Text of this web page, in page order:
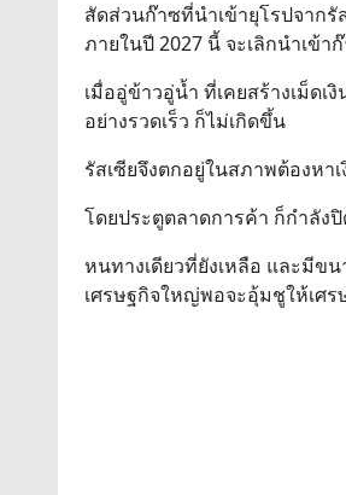
สัดส่วนก๊าซที่นำเข้ายุโรปจากรั
ภายในปี 2027 นี้ จะเลิกนำเข้า
เมื่ออู่ข้าวอู่น้ำ ที่เคยสร้างเม็ด
อย่างรวดเร็ว ก็ไม่เกิดขึ้น
รัสเซียจึงตกอยู่ในสภาพต้องหา
โดยประตูตลาดการค้า ก็กำลัง
หนทางเดียวที่ยังเหลือ และมีข
เศรษฐกิจใหญ่พอจะอุ้มชูให้เศร